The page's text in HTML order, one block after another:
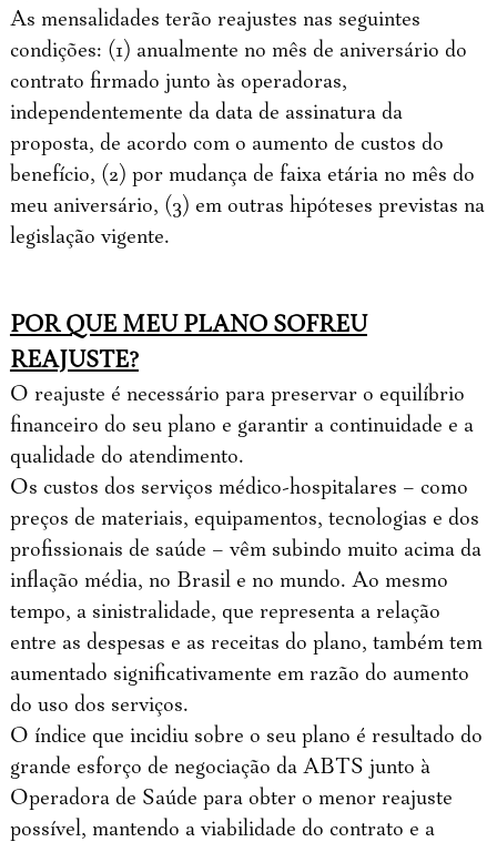
As mensalidades terão reajustes nas seguintes
condições: (1) anualmente no mês de aniversário do
contrato firmado junto às operadoras,
independentemente da data de assinatura da
proposta, de acordo com o aumento de custos do
benefício, (2) por mudança de faixa etária no mês do
meu aniversário, (3) em outras hipóteses previstas na
legislação vigente.
POR QUE MEU PLANO SOFREU
REAJUSTE?
O reajuste é necessário para preservar o equilíbrio
financeiro do seu plano e garantir a continuidade e a
qualidade do atendimento.
Os custos dos serviços médico-hospitalares – como
preços de materiais, equipamentos, tecnologias e dos
profissionais de saúde – vêm subindo muito acima da
inflação média, no Brasil e no mundo. Ao mesmo
tempo, a sinistralidade, que representa a relação
entre as despesas e as receitas do plano, também tem
aumentado significativamente em razão do aumento
do uso dos serviços.
O índice que incidiu sobre o seu plano é resultado do
grande esforço de negociação da ABTS junto à
Operadora de Saúde para obter o menor reajuste
possível, mantendo a viabilidade do contrato e a